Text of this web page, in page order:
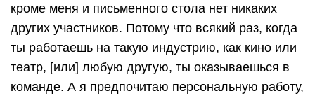
кроме меня и письменного стола нет никаких
других участников. Потому что всякий раз, когда
ты работаешь на такую индустрию, как кино или
театр, [или] любую другую, ты оказываешься в
команде. А я предпочитаю персональную работу,